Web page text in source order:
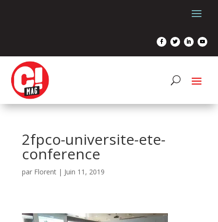
2fpco-universite-ete-
conference
par Florent| Juin 11, 2019